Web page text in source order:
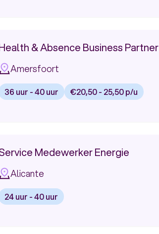
& Absence Business Partner
Amersfoort
36 uur - 40 uur €20,50 - 25,50 p/u
Medewerker Energie
Alicante
24 uur - 40 uur